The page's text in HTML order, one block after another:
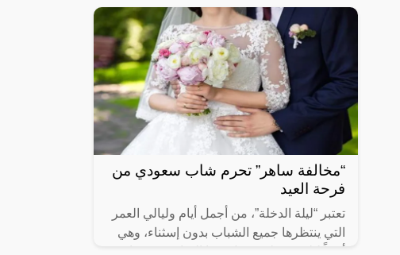
“مخالفة ساهر” تحرم شاب سعودي من
فرحة العيد
تعتبر “ليلة الدخلة”، من أجمل أيام وليالي العمر
التي ينتظرها جميع الشباب بدون إسثناء، وهي